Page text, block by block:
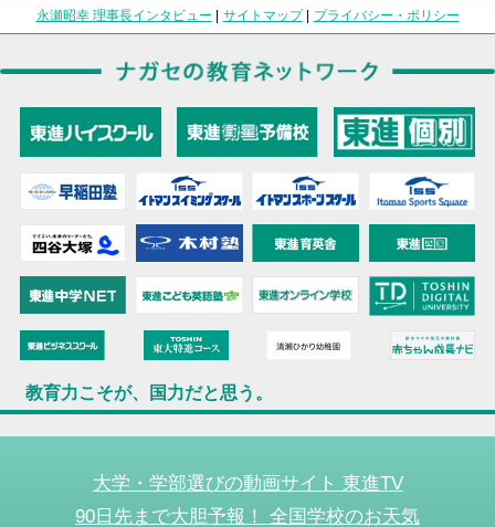
永瀬昭幸 理事長インタビュー | サイトマップ| プライバシー・ポリシー
教育力こそが、国力だと思う。
大学・学部選びの動画サイト 東進TV
90日先まで大胆予報！ 全国学校のお天気